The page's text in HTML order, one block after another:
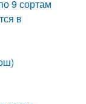
9 сортам
в